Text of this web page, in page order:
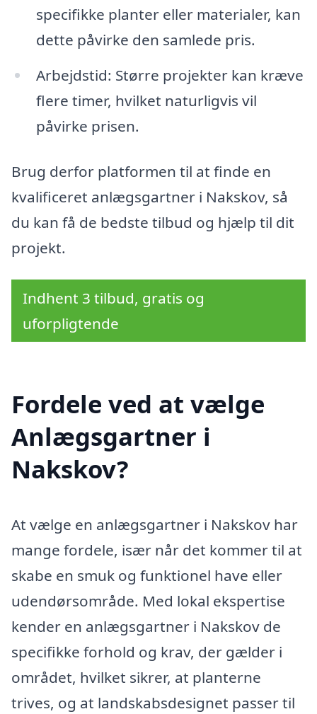
specifikke planter eller materialer, kan
dette påvirke den samlede pris.
Arbejdstid: Større projekter kan kræve
flere timer, hvilket naturligvis vil
påvirke prisen.
Brug derfor platformen til at finde en
kvalificeret anlægsgartner i Nakskov, så
du kan få de bedste tilbud og hjælp til dit
projekt.
Indhent 3 tilbud, gratis og
uforpligtende
Fordele ved at vælge
Anlægsgartner i
Nakskov?
At vælge en anlægsgartner i Nakskov har
mange fordele, især når det kommer til at
skabe en smuk og funktionel have eller
udendørsområde. Med lokal ekspertise
kender en anlægsgartner i Nakskov de
specifikke forhold og krav, der gælder i
området, hvilket sikrer, at planterne
trives, og at landskabsdesignet passer til